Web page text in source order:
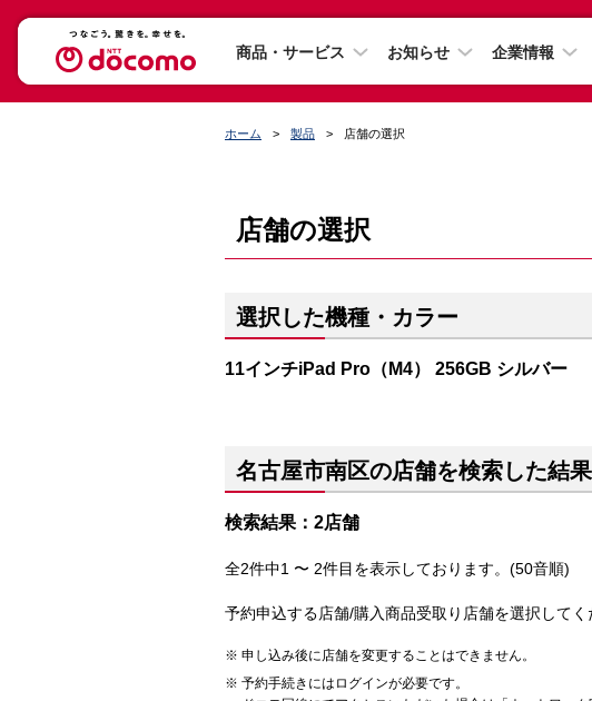
商品・サービス お知らせ 企業情報
ホーム 製品 店舗の選択
店舗の選択
選択した機種・カラー
11インチiPad Pro（M4） 256GB シルバー
名古屋市南区の店舗を検索した結
検索結果：2店舗
全2件中1 〜 2件目を表示しております。(50音順)
予約申込する店舗/購入商品受取り店舗を選択してく
申し込み後に店舗を変更することはできません。
予約手続きにはログインが必要です。